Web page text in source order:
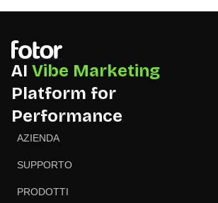
AI Vibe Marketing
Platform for
Performance
AZIENDA
Chi siamo
Contattaci
SUPPORTO
Centro assistenza
PRODOTTI